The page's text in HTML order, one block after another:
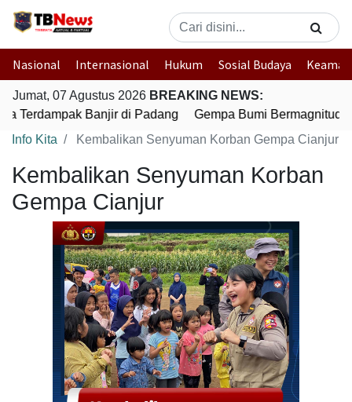
Nasional Internasional Hukum Sosial Budaya
Jumat, 07 Agustus 2026 BREAKING NEWS:
Terdampak Banjir di Padang
Gempa Bumi
Info Kita
Kembalikan Senyuman Korban Gempa Cianjur
Kembalikan Senyuman Korban
Gempa Cianjur